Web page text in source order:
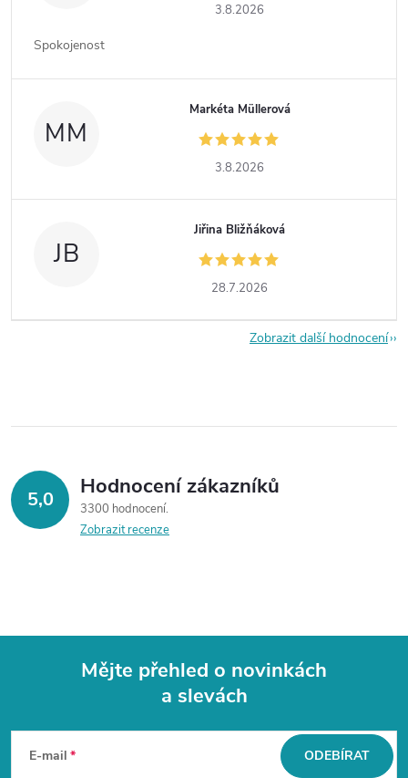
3.8.2026
Spokojenost
MM
Markéta Müllerová
3.8.2026
JB
Jiřina Bližňáková
28.7.2026
Zobrazit další hodnocení
5,0 Hodnocení zákazníků
3300 hodnocení
Zobrazit recenze
Mějte přehled o novinkách
a slevách
E-mail ODEBÍRAT